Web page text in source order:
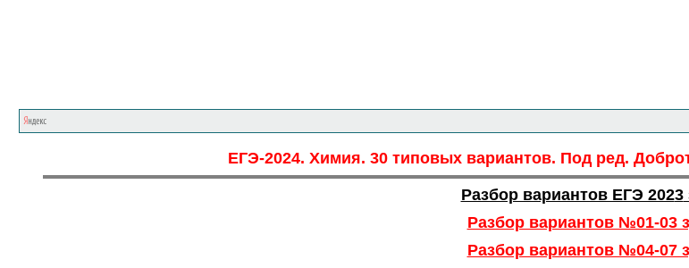
ЕГЭ-2024. Химия. 30 типовых вариантов. Под ред.
Разбор вариантов ЕГЭ 2023
Разбор вариантов №01-03
Разбор вариантов №04-07